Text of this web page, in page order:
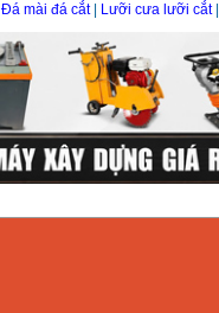
Đá mài đá cắt| Lưỡi cưa lưỡi cắt